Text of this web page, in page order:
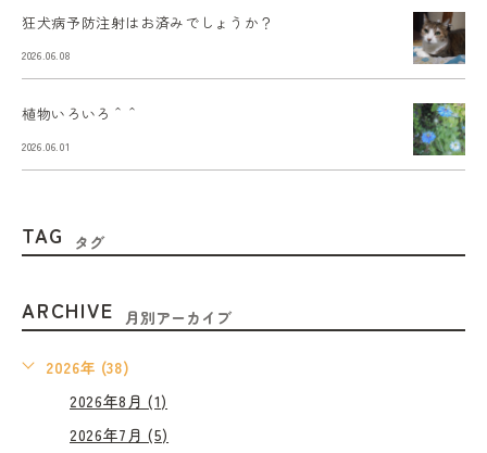
狂犬病予防注射はお済みでしょうか？
2026.06.08
植物いろいろ＾＾
2026.06.01
TAG タグ
ARCHIVE 月別アーカイブ
2026年 (38)
2026年8月 (1)
2026年7月 (5)